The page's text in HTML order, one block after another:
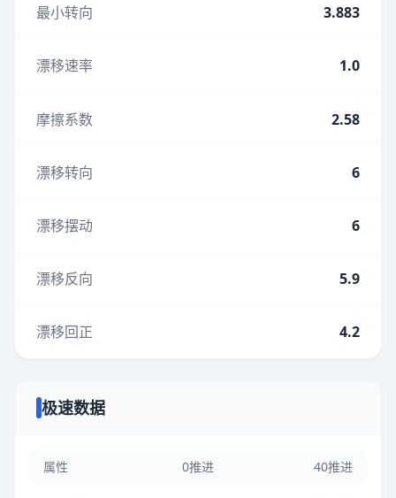
最小转向 3.883
漂移速率 1.0
摩擦系数 2.58
漂移转向 6
漂移摆动 6
漂移反向 5.9
漂移回正 4.2
极速数据
属性 0推进 40推进